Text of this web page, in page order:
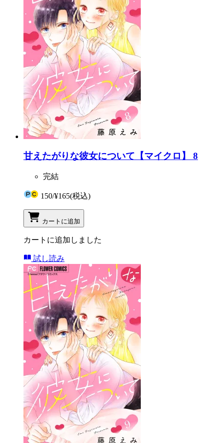
甘えたがりな彼女について【マイクロ】 8
完結
150/¥165(税込)
カートに追加
カートに追加しました
試し読み